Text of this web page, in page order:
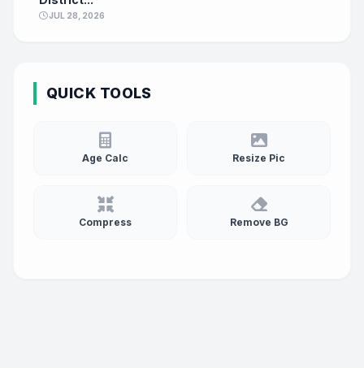
JUL 28, 2026
QUICK TOOLS
Age Calc Resize Pic
Compress Remove BG